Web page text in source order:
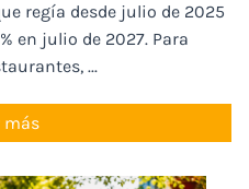
regía desde julio de 2025
en julio de 2027. Para
...
más